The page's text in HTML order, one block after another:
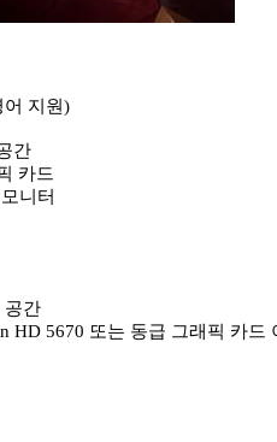
어 지원)
간
카드
니터
공간
HD 5670 또는 동급 그래픽 카